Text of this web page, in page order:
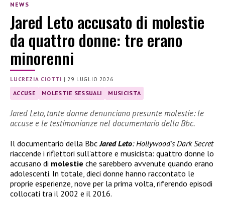
NEWS
Jared Leto accusato di molestie
da quattro donne: tre erano
minorenni
LUCREZIA CIOTTI | 29 LUGLIO 2026
ACCUSE MOLESTIE SESSUALI MUSICISTA
Jared Leto, tante donne denunciano presunte molestie: le
accuse e le testimonianze nel documentario della Bbc.
Il documentario della BbcJared Leto: Hollywood’s Dark Secret
riaccende i riflettori sull’attore e musicista: quattro donne lo
accusano di molestie che sarebbero avvenute quando erano
adolescenti. In totale, dieci donne hanno raccontato le
proprie esperienze, nove per la prima volta, riferendo episodi
collocati tra il 2002 e il 2016.